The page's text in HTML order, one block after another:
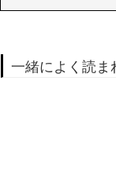
一緒によく読ま